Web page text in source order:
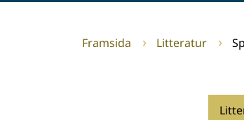
Framsida Litteratur